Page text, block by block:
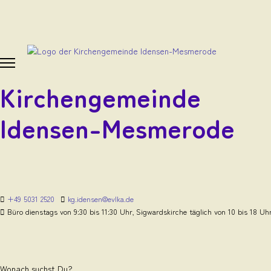
Kirchengemeinde
Idensen-Mesmerode
+49 5031 2520
kg.idensen@evlka.de
Büro dienstags von 9:30 bis 11:30 Uhr, Sigwardskirche täglich von 10 bis 18
Wonach suchst Du?